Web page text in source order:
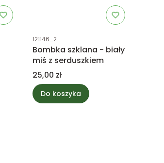
Kod produktu
121146_2
Bombka szklana - biały
miś z serduszkiem
Cena
25,00 zł
Do koszyka